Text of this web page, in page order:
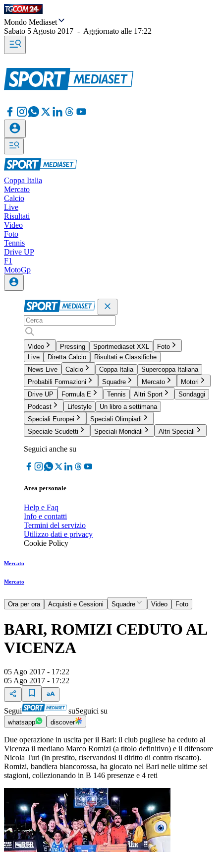
Mondo Mediaset
Sabato 5 Agosto 2017 - Aggiornato alle 17:22
Coppa Italia
Mercato
Calcio
Live
Risultati
Video
Foto
Tennis
Drive UP
F1
MotoGp
Video Pressing Sportmediaset XXL
Foto
Live
Diretta Calcio
Risultati e Classifiche
News Live
Calcio Coppa Italia
Supercoppa Italiana
Probabili Formazioni
Squadre Mercato
Motori
Drive UP
Formula E Tennis Altri Sport
Sondaggi
Podcast
Lifestyle
Un libro a settimana
Speciali Europei
Speciali Olimpiadi
Speciale Scudetti
Speciali Mondiali Altri Speciali
Seguici anche su
Area personale
Help e Faq
Info e contatti
Termini del servizio
Utilizzo dati e privacy
Cookie Policy
Mercato
Mercato
Ora per ora Acquisti e Cessioni Squadre Video Foto
BARI, ROMIZI CEDUTO AL
VICENZA
05 Ago 2017 - 17:22
05 Ago 2017 - 17:22
Segui suSeguici su
whatsapp discover
Due operazione in uscita per il Bari: il club pugliese ha ceduto al
Vicenza il mediano Marco Romizi (a titolo definitivo) e il difensore
Nicola Turi (in prestito, riservandosi il diritto di contro riscatto).
Romizi, bandiera biancorossa, ha giocato nel Bari nelle ultime sei
stagioni, collezionando in B 146 presenze e 4 reti